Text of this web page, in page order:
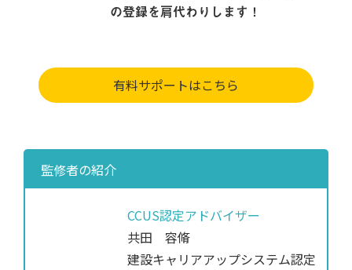
の登録を肩代わりします！
有料サポートはこちら
監修者の紹介
CCUS認定アドバイザー
共田 容脩
建設キャリアアップシステム認定